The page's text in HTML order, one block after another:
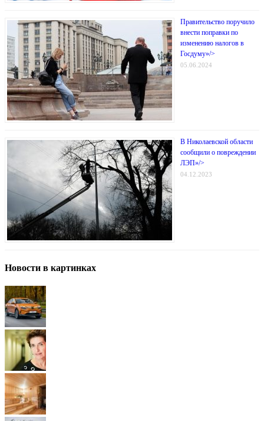
Правительство поручило
внести поправки по
изменению налогов в
Госдуму»/>
05.06.2024
В Николаевской области
сообщили о повреждении
ЛЭП»/>
04.12.2023
Новости в картинках